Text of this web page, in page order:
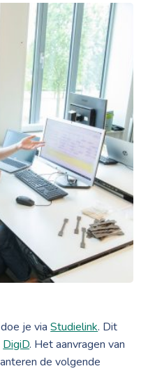
je viaStudielink. Dit
DigiD. Het aanvragen van
de volgende